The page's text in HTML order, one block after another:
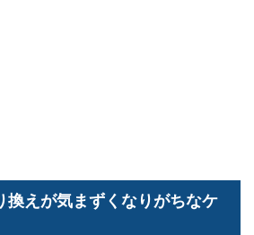
換えが気まずくなりがちなケ